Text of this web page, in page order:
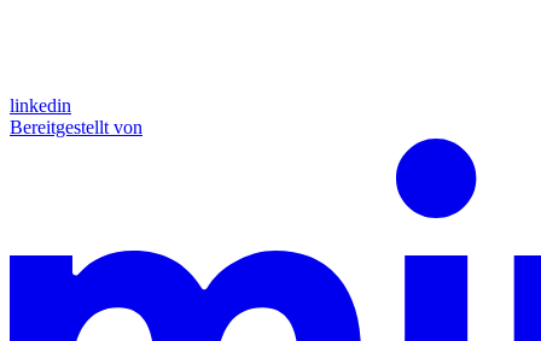
linkedin
Bereitgestellt von